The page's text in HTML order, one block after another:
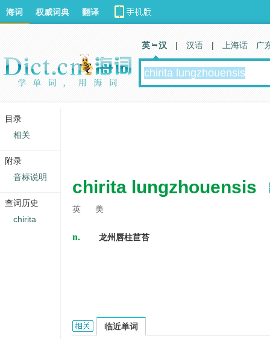
chirita lungzhouensis
英 美
n. 龙州唇柱苣苔
Chirita lungzhouensis的相关资料：
临近单词
海词 权威词典 翻译
英 汉 | 汉语 | 上海话 广
目录
相关
附录
音标说明
查词历史
chirita